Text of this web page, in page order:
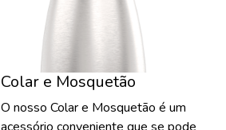
Colar e Mosquetão
O nosso Colar e Mosquetão é um